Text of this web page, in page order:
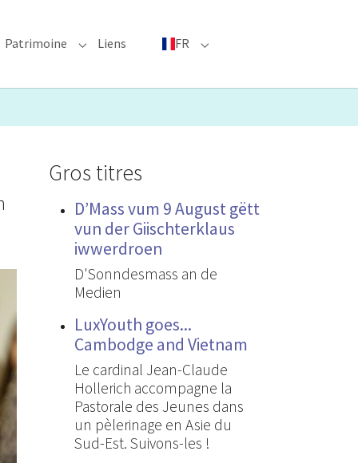
for "Événements phares"
Patrimoine Submenu for "Patrimoine"
Liens FR Submenu for "FR"
Gros titres
D’Mass vum 9 August gëtt
vun der Giischterklaus
iwwerdroen
D'Sonndesmass an de
Medien
LuxYouth goes...
Cambodge and Vietnam
Le cardinal Jean-Claude
Hollerich accompagne la
Pastorale des Jeunes dans
un pèlerinage en Asie du
Sud-Est. Suivons-les !